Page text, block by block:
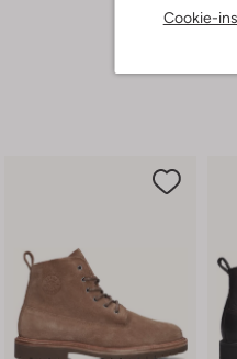
Cookie-